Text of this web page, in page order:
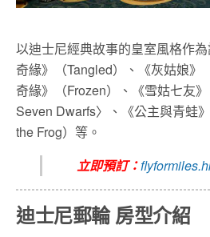
以迪士尼經典故事的皇室風格作
奇緣》（Tangled）、《灰姑娘》
奇緣》（Frozen）、《雪姑七友
Seven Dwarfs〉、《公主與青蛙
the Frog）等。
立即預訂：
迪士尼郵輪房型介紹